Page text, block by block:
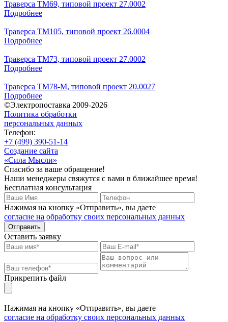
Траверса ТМ69, типовой проект 27.0002
Подробнее
Траверса ТМ105, типовой проект 26.0004
Подробнее
Траверса ТМ73, типовой проект 27.0002
Подробнее
Траверса ТМ78-М, типовой проект 20.0027
Подробнее
©Электропоставка 2009-2026
Политика обработки
персональных данных
Телефон:
+7 (499) 390-51-14
Создание сайта
«Сила Мысли»
Спасибо за ваше обращение!
Наши менеджеры свяжутся с вами в ближайшее время!
Бесплатная консультация
Нажимая на кнопку «Отправить», вы даете
согласие на обработку своих персональных данных
Отправить
Оставить заявку
Прикрепить файл
Нажимая на кнопку «Отправить», вы даете
согласие на обработку своих персональных данных